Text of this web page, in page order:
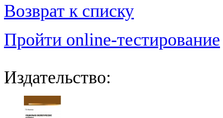
Возврат к списку
Пройти online-тестирование
Издательство: